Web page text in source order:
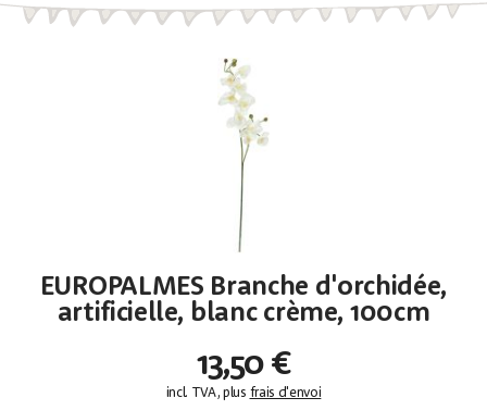
EUROPALMES Branche d'orchidée,
artificielle, blanc crème, 100cm
13,50 €
incl. TVA, plus frais d'envoi